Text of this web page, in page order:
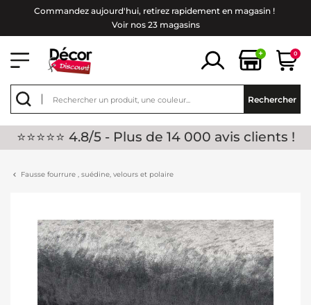
Commandez aujourd'hui, retirez rapidement en magasin !
Voir nos 23 magasins
+ 0
Rechercher
⭐⭐⭐⭐⭐ 4.8/5 - Plus de 14 000 avis clients !
Fausse fourrure , suédine, velours et polaire